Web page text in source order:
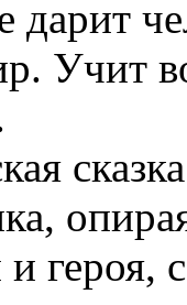
дарит
Учит
героя,